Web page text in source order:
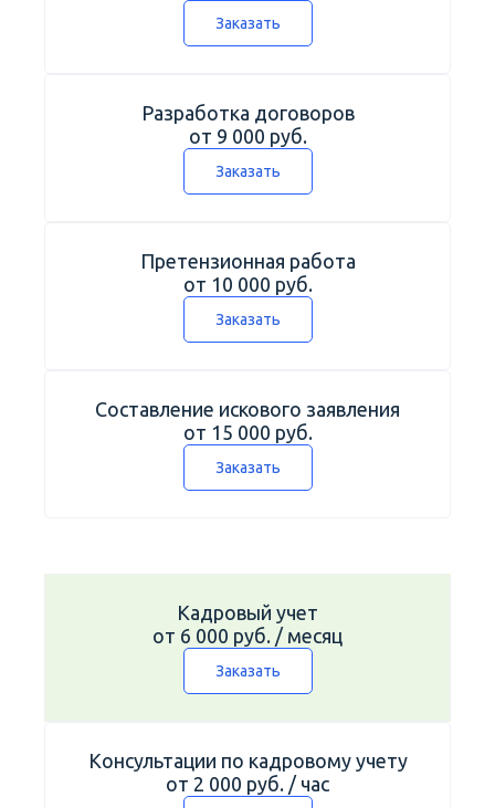
Заказать
Разработка договоров
от 9 000 руб.
Заказать
Претензионная работа
от 10 000 руб.
Заказать
Составление искового заявления
от 15 000 руб.
Заказать
Кадровый учет
от 6 000 руб. / месяц
Заказать
Консультации по кадровому учету
от 2 000 руб. / час